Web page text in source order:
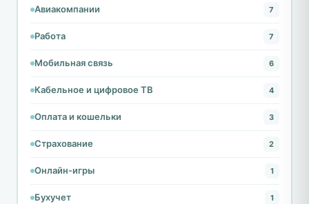
Авиакомпании 7
Работа 7
Мобильная связь 6
Кабельное и цифровое ТВ 4
Оплата и кошельки 3
Страхование 2
Онлайн-игры 1
Бухучет 1